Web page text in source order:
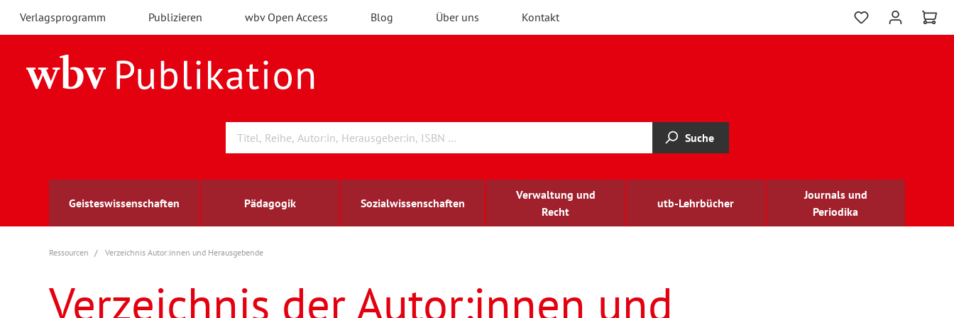
Verlagsprogramm Publizieren wbv Open Access Blog Über uns Kontakt
Suche
Geisteswissenschaften Pädagogik Sozialwissenschaften
Verwaltung und
Recht
utb-Lehrbücher
Journals und
Periodika
Archäologie
Berufs- und Wirtschaftspädagogik
Arbeitsmarktforschung
Außenwirtschaft
berufsbildung
Ressourcen Verzeichnis Autor:innen und Herausgebende
Verzeichnis der Autor:innen und